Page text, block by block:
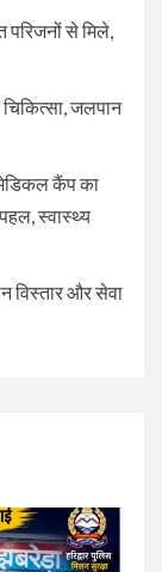
सेवा कार्यों
परिजनों से मिले,
चिकित्सा, जलपान
मेडिकल कैंप का
स्वास्थ्य
विस्तार और सेवा